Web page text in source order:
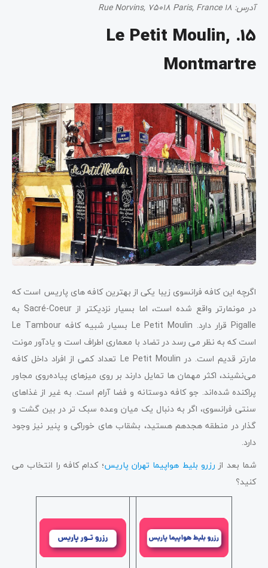
آدرس: 18 Rue Norvins, 75018 Paris, France
15. Le Petit Moulin,
Montmartre
اگرچه این کافه فرانسوی زیبا یکی از بهترین کافه های پاریس است که
در مونمارتر واقع شده است، اما بسیار نزدیکتر از Sacré-Coeur به
Pigalle قرار دارد. Le Petit Moulin بسیار شبیه کافه Le Tambour
است که به نظر می رسد در تضاد با معماری اطراف است و یادآور مونت
مارتر قدیم است. در Le Petit Moulin تعداد کمی از افراد داخل کافه
می‌نشیند، اکثر مهمان ها تمایل دارند بر روی میزهای پیاده‌روی مجاور
پراکنده شده‌اند. جو کافه دوستانه و فضا آرام است. به غیر از غذاهای
سنتی فرانسوی، اگر به دنبال یک میان وعده سبک تر در بین گشت و
گذار در منطقه هجدهم هستید، بشقاب های خوراکی و پنیر نیز وجود
دارد.
شما بعد از رزرو بلیط هواپیما تهران پاریس؛ کدام کافه را انتخاب می
کنید؟